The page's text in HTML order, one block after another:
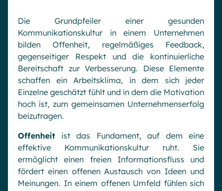
Die Grundpfeiler einer gesunden
Kommunikationskultur in einem Unternehmen
bilden Offenheit, regelmäßiges Feedback,
gegenseitiger Respekt und die kontinuierliche
Bereitschaft zur Verbesserung. Diese Elemente
schaffen ein Arbeitsklima, in dem sich jeder
Einzelne geschätzt fühlt und in dem die Motivation
hoch ist, zum gemeinsamen Unternehmenserfolg
beizutragen.
Offenheit ist das Fundament, auf dem eine
effektive Kommunikationskultur ruht. Sie
ermöglicht einen freien Informationsfluss und
fördert einen offenen Austausch von Ideen und
Meinungen. In einem offenen Umfeld fühlen sich